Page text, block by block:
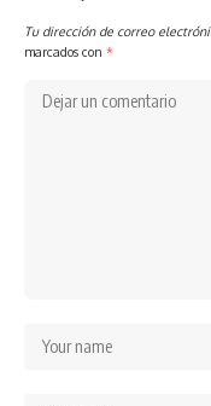
Tu dirección de correo
marcados con *